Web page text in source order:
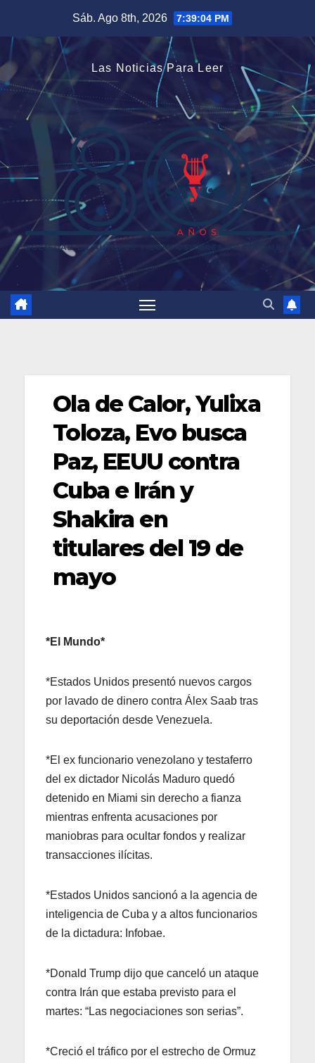
contenido
Sáb. Ago 8th, 2026 7:39:05 PM
Las Noticias Para Leer
Ola de Calor, Yulixa
Toloza, Evo busca
Paz, EEUU contra
Cuba e Irán y
Shakira en
titulares del 19 de
mayo
*El Mundo*
*Estados Unidos presentó nuevos cargos
por lavado de dinero contra Álex Saab tras
su deportación desde Venezuela.
*El ex funcionario venezolano y testaferro
del ex dictador Nicolás Maduro quedó
detenido en Miami sin derecho a fianza
mientras enfrenta acusaciones por
maniobras para ocultar fondos y realizar
transacciones ilícitas.
*Estados Unidos sancionó a la agencia de
inteligencia de Cuba y a altos funcionarios
de la dictadura: Infobae.
*Donald Trump dijo que canceló un ataque
contra Irán que estaba previsto para el
martes: “Las negociaciones son serias”.
*Creció el tráfico por el estrecho de Ormuz